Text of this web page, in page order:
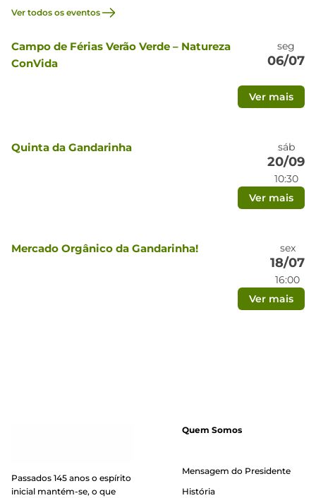
Ver todos os eventos
Campo de Férias Verão Verde – Natureza
ConVida
seg
06/07
Ver mais
Quinta da Gandarinha sáb
20/09
10:30
Ver mais
Mercado Orgânico da Gandarinha! sex
18/07
16:00
Ver mais
Passados 145 anos o espírito
inicial mantém-se, o que
Quem Somos
Mensagem do Presidente
História